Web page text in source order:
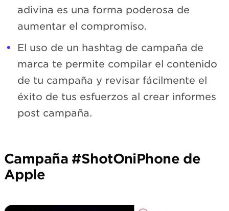
adivina es una forma poderosa de
aumentar el compromiso.
El uso de un hashtag de campaña de
marca te permite compilar el contenido
de tu campaña y revisar fácilmente el
éxito de tus esfuerzos al crear informes
post campaña.
Campaña #ShotOniPhone de
Apple